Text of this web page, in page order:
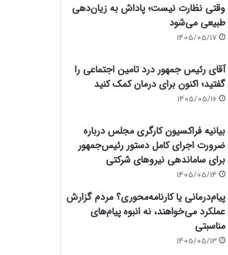
وقتی نظارت نیست؛ پاداش به زیان‌دهی
طبیعی می‌شود
1405/05/17
آقای رئیس جمهور درد تامین اجتماعی را
گفتید؛ اکنون برای درمان کمک کنید
1405/05/16
بیانیه فراکسیون کارگری مجلس درباره
ضرورت اجرای کامل دستور رئیس‌جمهور
برای ساماندهی نیروهای شرکتی
1405/05/14
پیام‌درمانی یا کارنامه‌محوری؟ مردم گزارش
عملکرد می‌خواهند، نه انبوه پیام‌های
مناسبتی
1405/05/13